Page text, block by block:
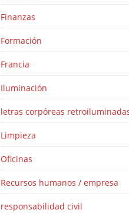
Finanzas
Formación
Francia
Iluminación
letras corpóreas
Limpieza
Oficinas
Recursos humanos / empresa
responsabilidad civil